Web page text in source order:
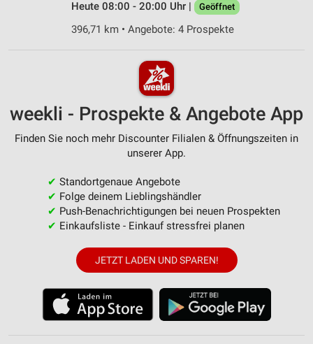
Heute 08:00 - 20:00 Uhr |
Geöffnet
396,71 km • Angebote: 4 Prospekte
weekli - Prospekte & Angebote App
Finden Sie noch mehr Discounter Filialen & Öffnungszeiten in
unserer App.
✔ Standortgenaue Angebote
✔ Folge deinem Lieblingshändler
✔ Push-Benachrichtigungen bei neuen Prospekten
✔ Einkaufsliste - Einkauf stressfrei planen
JETZT LADEN UND SPAREN!